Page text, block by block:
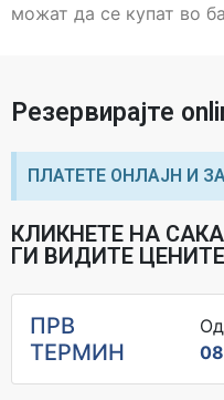
можат да се купат во
Резервирајте
ПЛАТЕТЕ ОНЛАЈН И
КЛИКНЕТЕ НА
ГИ ВИДИТЕ ЦЕНИТЕ
ПРВ
ТЕРМИН
Од